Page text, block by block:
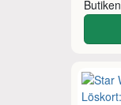
Butiken